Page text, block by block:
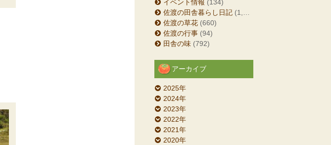
イベント情報 (134)
佐渡の田舎暮らし日記 (1,204)
佐渡の草花 (660)
佐渡の行事 (94)
田舎の味 (792)
アーカイブ
2025年
2024年
2023年
2022年
2021年
2020年